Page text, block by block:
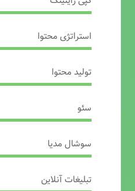
استراتژی محتوا
تولید محتوا
سئو
سوشال مدیا
تبلیغات آنلاین